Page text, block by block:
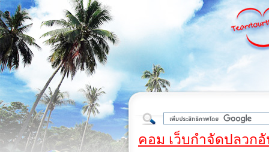
ต้
คอม เว็บกำจัดปลวก